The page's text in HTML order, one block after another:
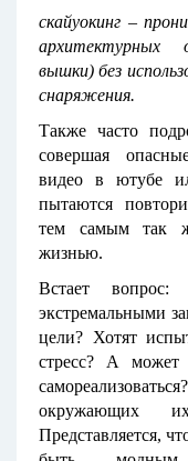
скайуокинг –
архитектурных
вышки) без
снаряжения.
Также часто
совершая
видео в ютубе
пытаются
тем самым так
жизнью.
Встает вопрос:
экстремальными
цели? Хотят
стресс? А может
окружающих
Представляется,